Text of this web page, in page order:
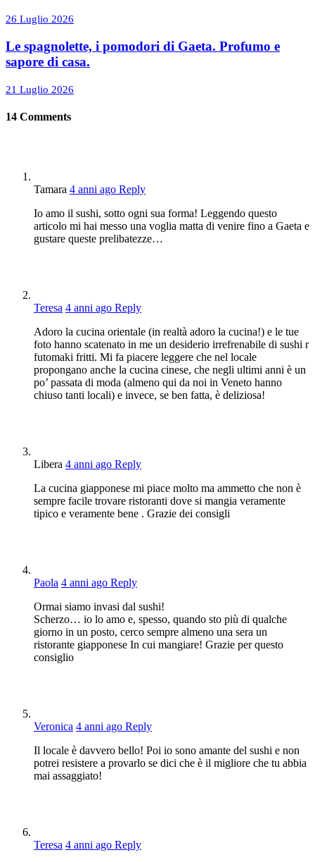
26 Luglio 2026
Le spagnolette, i pomodori di Gaeta. Profumo e
sapore di casa.
21 Luglio 2026
14 Comments
Tamara 4 anni ago Reply
Io amo il sushi, sotto ogni sua forma! Leggendo questo
articolo mi hai messo una voglia matta di venire fino a Gaeta e
gustare queste prelibatezze…
Teresa 4 anni ago Reply
Adoro la cucina orientale (in realtà adoro la cucina!) e le tue
foto hanno scatenato in me un desiderio irrefrenabile di sushi r
futomaki fritti. Mi fa piacere leggere che nel locale
propongano anche la cucina cinese, che negli ultimi anni è un
po’ passata di moda (almeno qui da noi in Veneto hanno
chiuso tanti locali) e invece, se ben fatta, è deliziosa!
Libera 4 anni ago Reply
La cucina giapponese mi piace molto ma ammetto che non è
sempre facile trovare ristoranti dove si mangia veramente
tipico e veramente bene . Grazie dei consigli
Paola 4 anni ago Reply
Ormai siamo invasi dal sushi!
Scherzo… io lo amo e, spesso, quando sto più di qualche
giorno in un posto, cerco sempre almeno una sera un
ristorante giapponese In cui mangiare! Grazie per questo
consiglio
Veronica 4 anni ago Reply
Il locale è davvero bello! Poi io sono amante del sushi e non
potrei resistere a provarlo se dici che è il migliore che tu abbia
mai assaggiato!
Teresa 4 anni ago Reply